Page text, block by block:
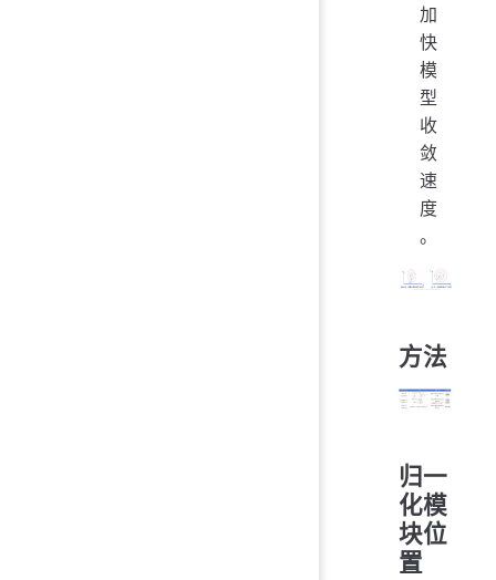
加
快
模
型
收
敛
速
度
。
方法
归一
化模
块位
置